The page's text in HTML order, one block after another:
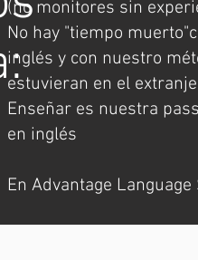
(no monitores sin
No hay "tiempo
inglés y con nuestro
estuvieran en el
Enseñar es nuestra
en inglés
En Advantage